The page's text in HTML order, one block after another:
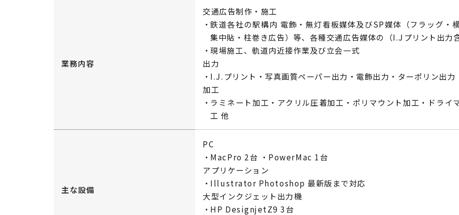
業務内容
交通広告制作・施工
鉄道各社の駅構内 電飾・無灯看板媒体及びSP媒体（フラッグ・
集中貼・柱巻き広告）等、各種交通広告媒体の（I.Jプリント出力
現場施工、軌道内近接作業及び立会一式
出力
I.J.プリント・写真画質ペーパー出力・電飾出力・ターポリン出
加工
ラミネート加工・アクリル圧着加工・ポリマウント加工・ドライ
工 他
主な設備
PC
MacPro 2台 ・PowerMac 1台
アプリケーション
Illustrator Photoshop 最新版まで対応
大型インクジェット出力機
HP DesignjetZ9 3台